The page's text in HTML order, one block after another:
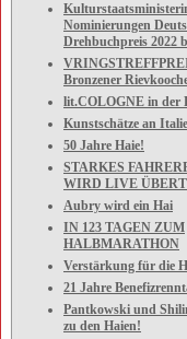
Nominierungen
Drehbuchpreis 2022
Bronzener
lit.COLOGNE in der
Kunstschätze an
50 Jahre Haie!
STARKES
WIRD LIVE
Aubry wird ein Hai
IN 123 TAGEN ZUM
HALBMARATHON
Verstärkung für die
21 Jahre
Pantkowski und
zu den Haien!